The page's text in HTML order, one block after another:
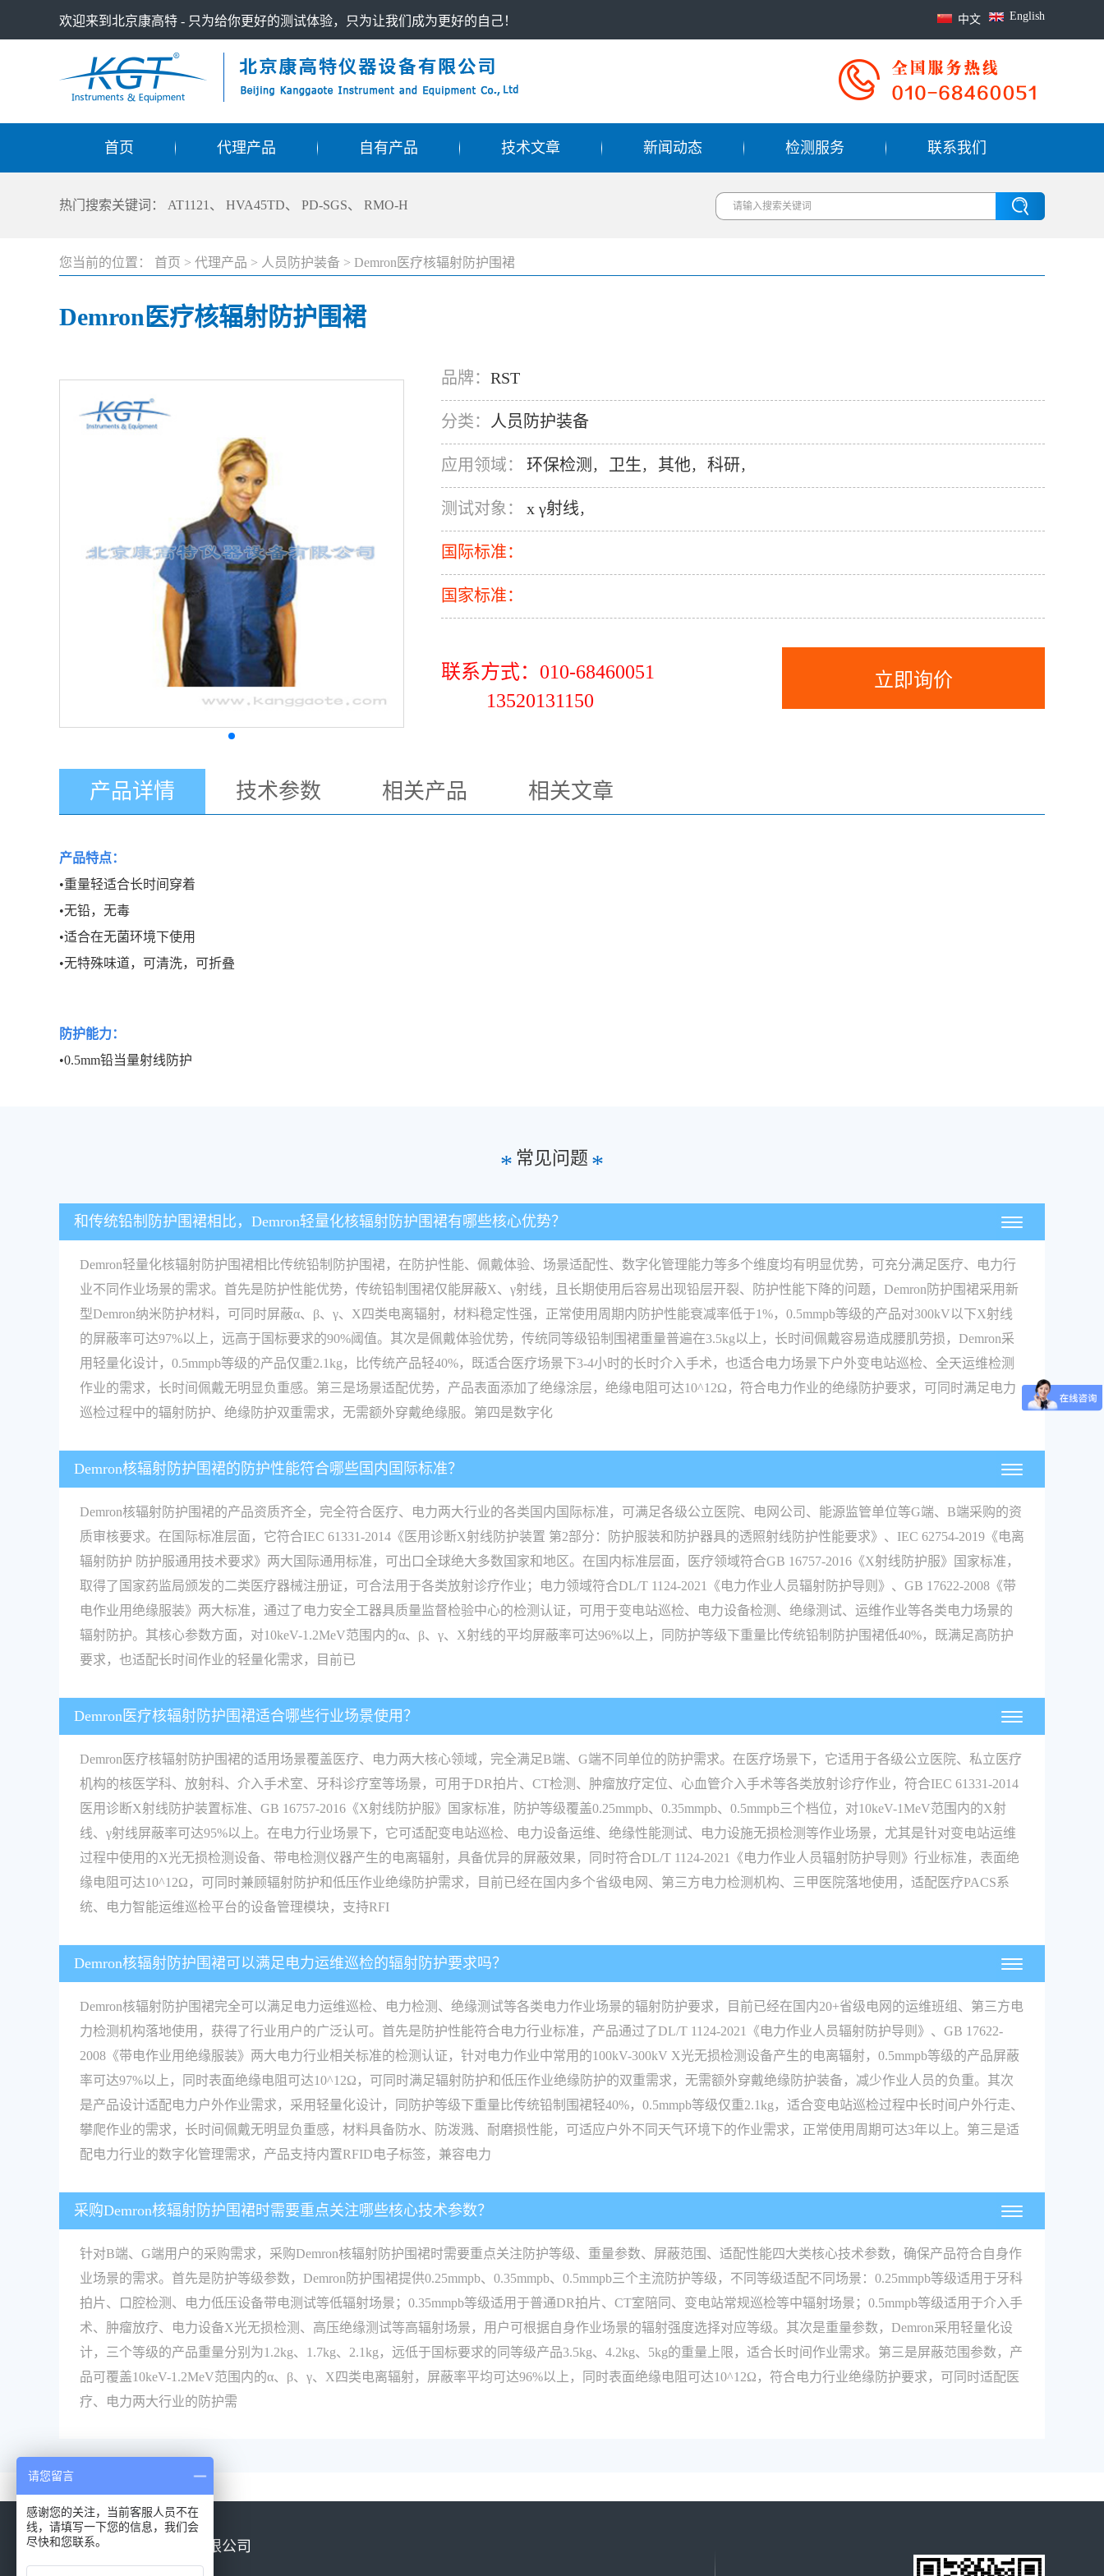
欢迎来到北京康高特 - 只为给你更好的测试体验，只为让我们成为更好的自己！ English
中文
首页 代理产品 自有产品 技术文章 新闻动态 检测服务 联系我们
热门搜索关键词： AT1121 、 HVA45TD、 PD-SGS、 RMO-H
您当前的位置： 首页 > 代理产品 > 人员防护装备 > Demron医疗核辐射防护围裙
Demron医疗核辐射防护围裙
品牌： RST
分类： 人员防护装备
应用领域： 环保检测 ， 卫生 ， 其他， 科研，
测试对象： x γ射线，
国际标准：
国家标准：
联系方式：010-68460051
13520131150
立即询价
产品详情 技术参数 相关产品 相关文章
产品特点：
•重量轻适合长时间穿着
•无铅，无毒
•适合在无菌环境下使用
•无特殊味道，可清洗，可折叠
防护能力：
•0.5mm铅当量射线防护
* 常见问题 *
和传统铅制防护围裙相比，Demron轻量化核辐射防护围裙有哪些核心优势？
Demron轻量化核辐射防护围裙相比传统铅制防护围裙，在防护性能、佩戴体验、场景适配性、数字化管理能力等多个维度均有明显优势，可充分满足医疗、电力行
业不同作业场景的需求。首先是防护性能优势，传统铅制围裙仅能屏蔽X、γ射线，且长期使用后容易出现铅层开裂、防护性能下降的问题，Demron防护围裙采用新
型Demron纳米防护材料，可同时屏蔽α、β、γ、X四类电离辐射，材料稳定性强，正常使用周期内防护性能衰减率低于1%，0.5mmpb等级的产品对300kV以下X射线
的屏蔽率可达97%以上，远高于国标要求的90%阈值。其次是佩戴体验优势，传统同等级铅制围裙重量普遍在3.5kg以上，长时间佩戴容易造成腰肌劳损，Demron采
用轻量化设计，0.5mmpb等级的产品仅重2.1kg，比传统产品轻40%，既适合医疗场景下3-4小时的长时介入手术，也适合电力场景下户外变电站巡检、全天运维检测
作业的需求，长时间佩戴无明显负重感。第三是场景适配优势，产品表面添加了绝缘涂层，绝缘电阻可达10^12Ω，符合电力作业的绝缘防护要求，可同时满足电力
巡检过程中的辐射防护、绝缘防护双重需求，无需额外穿戴绝缘服。第四是数字化
Demron核辐射防护围裙的防护性能符合哪些国内国际标准？
Demron核辐射防护围裙的产品资质齐全，完全符合医疗、电力两大行业的各类国内国际标准，可满足各级公立医院、电网公司、能源监管单位等G端、B端采购的资
质审核要求。在国际标准层面，它符合IEC 61331-2014《医用诊断X射线防护装置 第2部分：防护服装和防护器具的透照射线防护性能要求》、IEC 62754-2019《电离
辐射防护 防护服通用技术要求》两大国际通用标准，可出口全球绝大多数国家和地区。在国内标准层面，医疗领域符合GB 16757-2016《X射线防护服》国家标准，
取得了国家药监局颁发的二类医疗器械注册证，可合法用于各类放射诊疗作业；电力领域符合DL/T 1124-2021《电力作业人员辐射防护导则》、GB 17622-2008《带
电作业用绝缘服装》两大标准，通过了电力安全工器具质量监督检验中心的检测认证，可用于变电站巡检、电力设备检测、绝缘测试、运维作业等各类电力场景的
辐射防护。其核心参数方面，对10keV-1.2MeV范围内的α、β、γ、X射线的平均屏蔽率可达96%以上，同防护等级下重量比传统铅制防护围裙低40%，既满足高防护
要求，也适配长时间作业的轻量化需求，目前已
Demron医疗核辐射防护围裙适合哪些行业场景使用？
Demron医疗核辐射防护围裙的适用场景覆盖医疗、电力两大核心领域，完全满足B端、G端不同单位的防护需求。在医疗场景下，它适用于各级公立医院、私立医疗
机构的核医学科、放射科、介入手术室、牙科诊疗室等场景，可用于DR拍片、CT检测、肿瘤放疗定位、心血管介入手术等各类放射诊疗作业，符合IEC 61331-2014
医用诊断X射线防护装置标准、GB 16757-2016《X射线防护服》国家标准，防护等级覆盖0.25mmpb、0.35mmpb、0.5mmpb三个档位，对10keV-1MeV范围内的X射
线、γ射线屏蔽率可达95%以上。在电力行业场景下，它可适配变电站巡检、电力设备运维、绝缘性能测试、电力设施无损检测等作业场景，尤其是针对变电站运维
过程中使用的X光无损检测设备、带电检测仪器产生的电离辐射，具备优异的屏蔽效果，同时符合DL/T 1124-2021《电力作业人员辐射防护导则》行业标准，表面绝
缘电阻可达10^12Ω，可同时兼顾辐射防护和低压作业绝缘防护需求，目前已经在国内多个省级电网、第三方电力检测机构、三甲医院落地使用，适配医疗PACS系
统、电力智能运维巡检平台的设备管理模块，支持RFI
Demron核辐射防护围裙可以满足电力运维巡检的辐射防护要求吗？
Demron核辐射防护围裙完全可以满足电力运维巡检、电力检测、绝缘测试等各类电力作业场景的辐射防护要求，目前已经在国内20+省级电网的运维班组、第三方电
力检测机构落地使用，获得了行业用户的广泛认可。首先是防护性能符合电力行业标准，产品通过了DL/T 1124-2021《电力作业人员辐射防护导则》、GB 17622-
2008《带电作业用绝缘服装》两大电力行业相关标准的检测认证，针对电力作业中常用的100kV-300kV X光无损检测设备产生的电离辐射，0.5mmpb等级的产品屏蔽
率可达97%以上，同时表面绝缘电阻可达10^12Ω，可同时满足辐射防护和低压作业绝缘防护的双重需求，无需额外穿戴绝缘防护装备，减少作业人员的负重。其次
是产品设计适配电力户外作业需求，采用轻量化设计，同防护等级下重量比传统铅制围裙轻40%，0.5mmpb等级仅重2.1kg，适合变电站巡检过程中长时间户外行走、
攀爬作业的需求，长时间佩戴无明显负重感，材料具备防水、防泼溅、耐磨损性能，可适应户外不同天气环境下的作业需求，正常使用周期可达3年以上。第三是适
配电力行业的数字化管理需求，产品支持内置RFID电子标签，兼容电力
采购Demron核辐射防护围裙时需要重点关注哪些核心技术参数？
针对B端、G端用户的采购需求，采购Demron核辐射防护围裙时需要重点关注防护等级、重量参数、屏蔽范围、适配性能四大类核心技术参数，确保产品符合自身作
业场景的需求。首先是防护等级参数，Demron防护围裙提供0.25mmpb、0.35mmpb、0.5mmpb三个主流防护等级，不同等级适配不同场景：0.25mmpb等级适用于牙科
拍片、口腔检测、电力低压设备带电测试等低辐射场景；0.35mmpb等级适用于普通DR拍片、CT室陪同、变电站常规巡检等中辐射场景；0.5mmpb等级适用于介入手
术、肿瘤放疗、电力设备X光无损检测、高压绝缘测试等高辐射场景，用户可根据自身作业场景的辐射强度选择对应等级。其次是重量参数，Demron采用轻量化设
计，三个等级的产品重量分别为1.2kg、1.7kg、2.1kg，远低于国标要求的同等级产品3.5kg、4.2kg、5kg的重量上限，适合长时间作业需求。第三是屏蔽范围参数，产
品可覆盖10keV-1.2MeV范围内的α、β、γ、X四类电离辐射，屏蔽率平均可达96%以上，同时表面绝缘电阻可达10^12Ω，符合电力行业绝缘防护要求，可同时适配医
疗、电力两大行业的防护需
北京康高特仪器设备有限公司
请您留言
感谢您的关注，当前客服人员不在
线，请填写一下您的信息，我们会
尽快和您联系。